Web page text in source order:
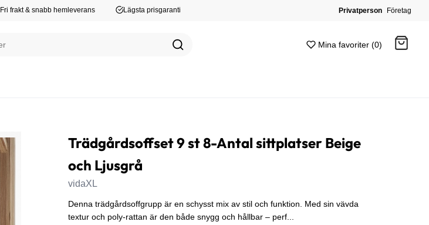
Fri frakt & snabb hemleverans Lägsta prisgaranti Privatperson Företag
Mina favoriter (0)
Trädgårdsoffset 9 st 8-Antal sittplatser Beige
och Ljusgrå
vidaXL
Denna trädgårdsoffgrupp är en schysst mix av stil och funktion. Med sin vävda
textur och poly-rattan är den både snygg och hållbar – perf...